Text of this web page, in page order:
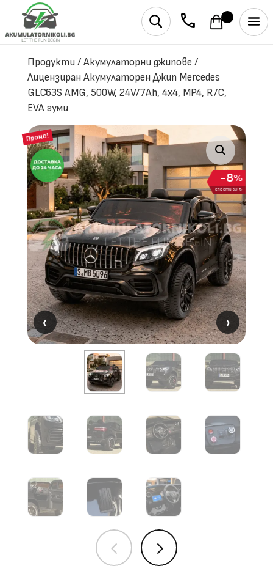
phone
U
Продукти/ Акумулаторни джипове/
Лицензиран Акумулаторен Джип Mercedes
GLC63S AMG, 500W, 24V/7Ah, 4х4, MP4, R/C,
EVA гуми
Промо!
%
8
спести 50 €
‹ ›
‹ ›
4 5